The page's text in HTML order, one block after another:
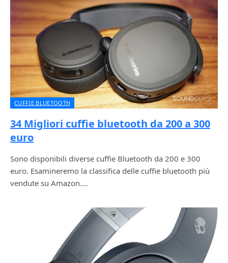
CUFFIE BLUETOOTH
34 Migliori cuffie bluetooth da 200 a 300
euro
Sono disponibili diverse cuffie Bluetooth da 200 e 300
euro. Esamineremo la classifica delle cuffie bluetooth più
vendute su Amazon.…